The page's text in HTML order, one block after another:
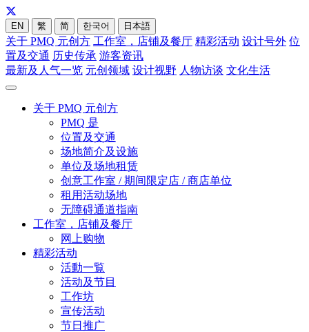
EN 繁 简 한국어 日本語
关于 PMQ 元创方 工作室，店铺及餐厅 精彩活动 设计号外 位
置及交通 历史传承 游客资讯
最新及人气一览 元创领域 设计视野 人物访谈 文化生活
关于 PMQ 元创方
PMQ 是
位置及交通
场地简介及设施
单位及场地租赁
创意工作室 / 期间限定店 / 商店单位
租用活动场地
无障碍通道指南
工作室，店铺及餐厅
网上购物
精彩活动
活動一覧
活动及节目
工作坊
宣传活动
节日推广